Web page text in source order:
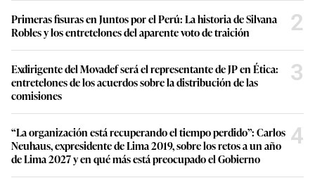
Primeras fisuras en Juntos por el Perú: La historia de Silvana
Robles y los entretelones del aparente voto de traición
2
Exdirigente del Movadef será el representante de JP en Ética:
entretelones de los acuerdos sobre la distribución de las
comisiones
3
“La organización está recuperando el tiempo perdido”: Carlos
Neuhaus, expresidente de Lima 2019, sobre los retos a un año
de Lima 2027 y en qué más está preocupado el Gobierno
4